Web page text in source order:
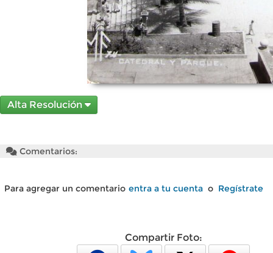
Alta Resolución
Comentarios:
Para agregar un comentario entra a tu cuenta o Regístrate
Compartir Foto: